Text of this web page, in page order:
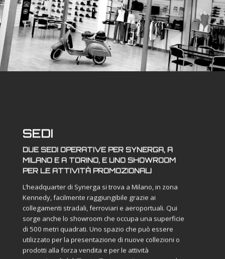
SEDI
DUE SEDI OPERATIVE PER SYNERGA, A
MILANO E A TORINO, E UNO SHOWROOM
PER LE ATTIVITÀ PROMOZIONALI
L’headquarter di Synerga si trova a Milano, in zona
Kennedy, facilmente raggiungibile grazie ai
collegamenti stradali, ferroviari e aeroportuali. Qui
sorge anche lo showroom che occupa una superficie
di 500 metri quadrati. Uno spazio che può essere
utilizzato per la presentazione di nuove collezioni o
prodotti alla forza vendita e per le attività